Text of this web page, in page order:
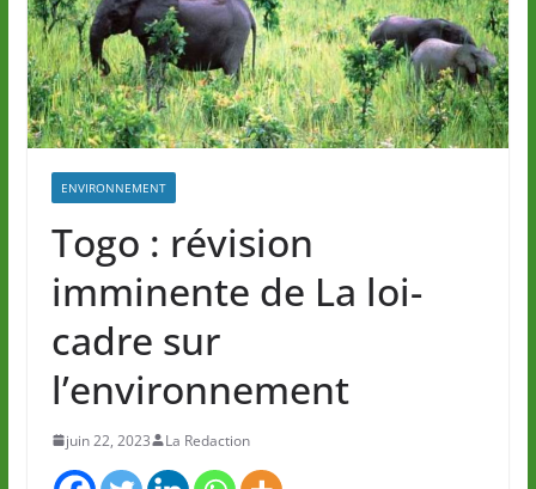
ENVIRONNEMENT
Togo : révision
imminente de La loi-
cadre sur
l’environnement
juin 22, 2023 La Redaction